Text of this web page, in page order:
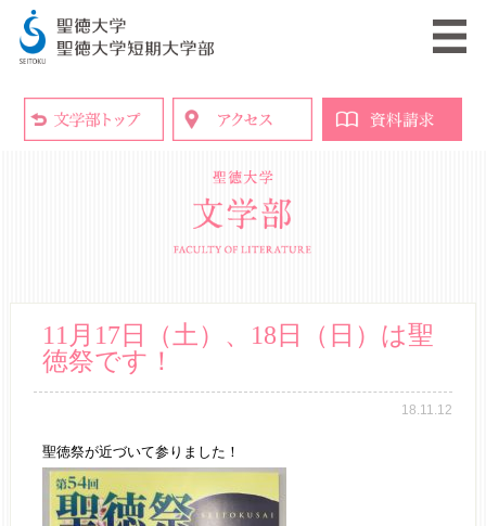
11月17日（土）、18日（日）は聖
徳祭です！
18.11.12
聖徳祭が近づいて参りました！